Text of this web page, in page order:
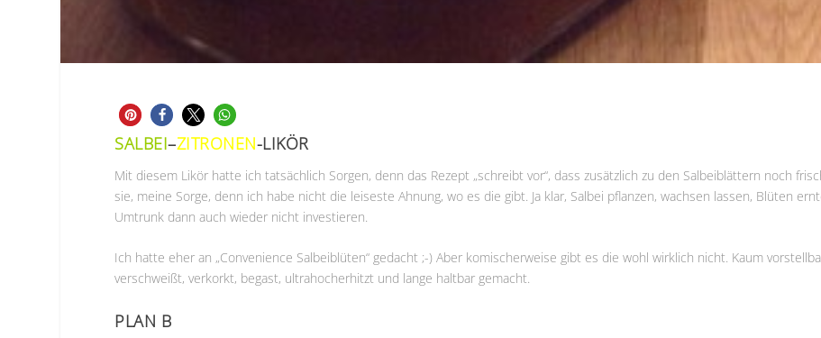
SALBEI–ZITRONEN-LIKÖR
Mit diesem Likör hatte ich tatsächlich Sorgen, denn das Rezept „schreibt vor“, dass zusätzlich zu den Salbeiblättern noch
sie, meine Sorge, denn ich habe nicht die leiseste Ahnung, wo es die gibt. Ja klar, Salbei pflanzen, wachsen lassen, Blüten
Umtrunk dann auch wieder nicht investieren.
Ich hatte eher an „Convenience Salbeiblüten“ gedacht ;-) Aber komischerweise gibt es die wohl wirklich nicht. Kaum
verschweißt, verkorkt, begast, ultrahocherhitzt und lange haltbar gemacht.
PLAN B